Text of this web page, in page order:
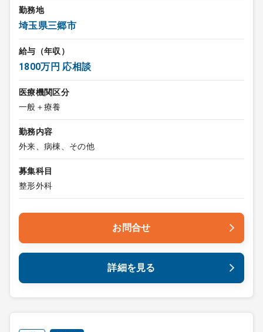
勤務地
埼玉県三郷市
給与（年収）
1800万円 応相談
医療機関区分
一般＋療養
勤務内容
外来、病棟、その他
募集科目
整形外科
お問合せ
詳細を見る